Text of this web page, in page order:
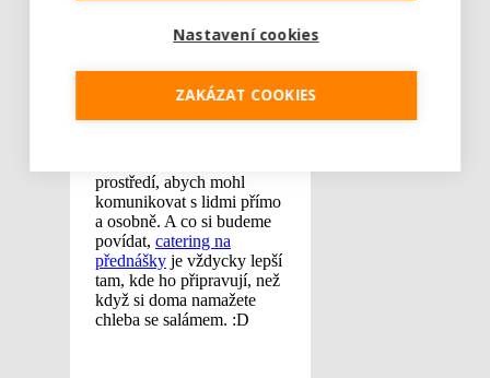
Nastavení cookies
ZAKÁZAT COOKIES